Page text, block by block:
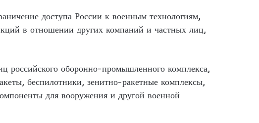
доступа России к военным технологиям,
в отношении других компаний и частных лиц,
российского оборонно-промышленного комплекса,
беспилотники, зенитно-ракетные комплексы,
для вооружения и другой военной